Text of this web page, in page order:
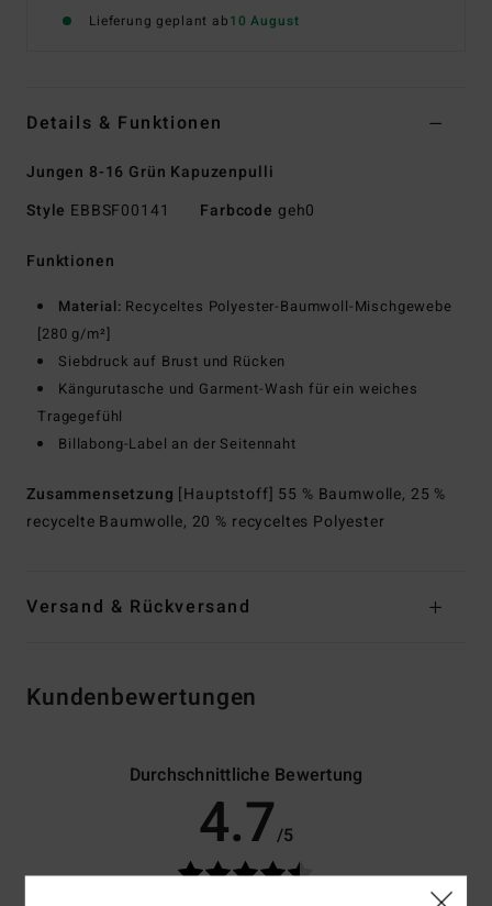
Lieferung geplant ab10 August
Details & Funktionen
Jungen 8-16 Grün Kapuzenpulli
Style EBBSF00141 Farbcode geh0
Funktionen
Material: Recyceltes Polyester-Baumwoll-Mischgewebe
[280 g/m²]
Siebdruck auf Brust und Rücken
Kängurutasche und Garment-Wash für ein weiches
Tragegefühl
Billabong-Label an der Seitennaht
Zusammensetzung [Hauptstoff] 55 % Baumwolle, 25 %
recycelte Baumwolle, 20 % recyceltes Polyester
Versand & Rückversand
Kundenbewertungen
Durchschnittliche Bewertung
4.7/5